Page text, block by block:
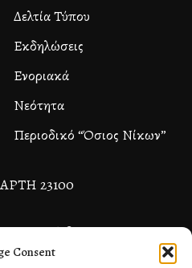
Consent
Δελτία Τύπου
Εκδηλώσεις
Ενοριακά
Νεότητα
Περιοδικό “Όσιος Νίκων”
23100
27310 26581